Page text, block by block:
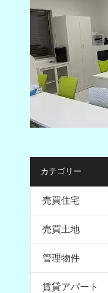
カテゴリー
売買住宅
売買土地
管理物件
賃貸アパート